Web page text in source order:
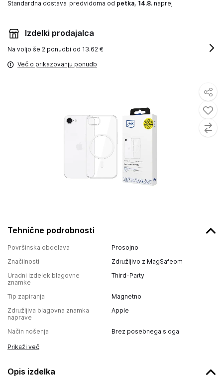
Tehnične podrobnosti
Površinska obdelava
Prosojno
Značilnosti
Združljivo z MagSafeom
Uradni izdelek blagovne
znamke
Third-Party
Tip zapiranja
Magnetno
Združljiva blagovna znamka
naprave
Apple
Način nošenja Brez posebnega sloga
Prikaži več
Opis izdelka
Standardna dostava predvidoma od petka, 14.8. naprej
Izdelki prodajalca
Na voljo še 2 ponudbi od 13.62 €
Več o prikazovanju ponudb